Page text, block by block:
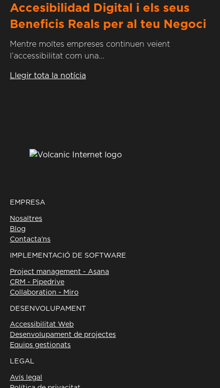
Accesibilidad Digital i els seus
Beneficis Reals per al teu Negoci
Mentre moltes empreses continuen veient
l’accessibilitat com una...
Llegir tota la notícia
EMPRESA
Nosaltres
Blog
Contacta'ns
IMPLEMENTACIÓ DE SOFTWARE
Project management - Asana
CRM - Pipedrive
Collaboration - Miro
DESENVOLUPAMENT
Accessibilitat Web
Desenvolupament de projectes
Equips gestionats
LEGAL
Avís legal